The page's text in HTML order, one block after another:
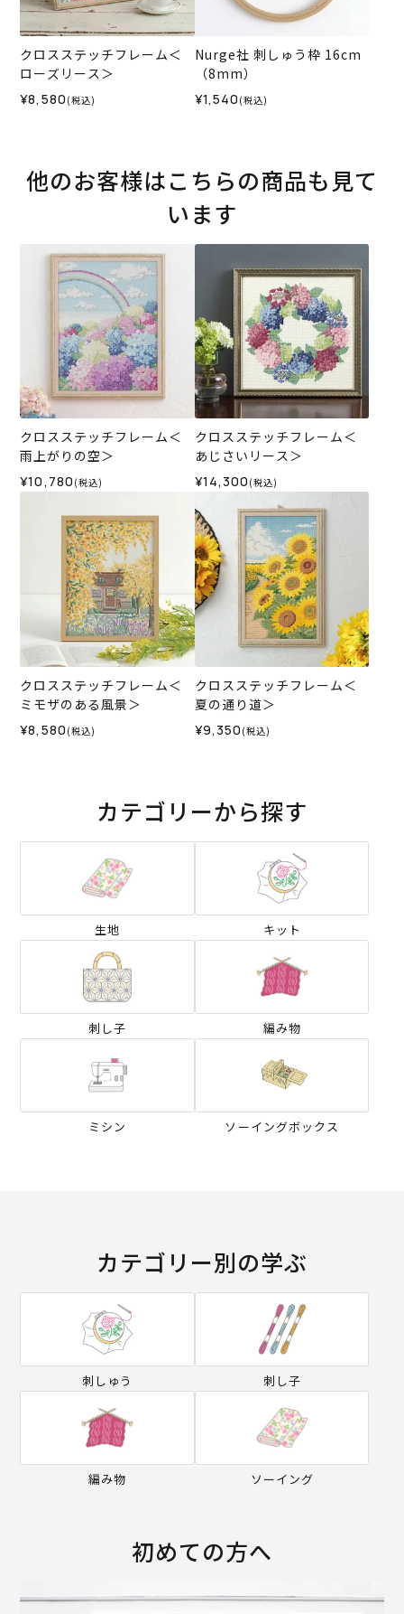
クロスステッチフレーム＜
ローズリース＞
¥8,580 (税込)
Nurge社 刺しゅう枠 16cm
（8mm）
¥1,540 (税込)
他のお客様はこちらの商品も見て
います
クロスステッチフレーム＜
雨上がりの空＞
¥10,780 (税込)
クロスステッチフレーム＜
あじさいリース＞
¥14,300 (税込)
クロスステッチフレーム＜
ミモザのある風景＞
¥8,580 (税込)
クロスステッチフレーム＜
夏の通り道＞
¥9,350 (税込)
カテゴリーから探す
生地 キット
刺し子 編み物
ミシン ソーイングボックス
カテゴリー別の学ぶ
刺しゅう 刺し子
編み物 ソーイング
初めての方へ